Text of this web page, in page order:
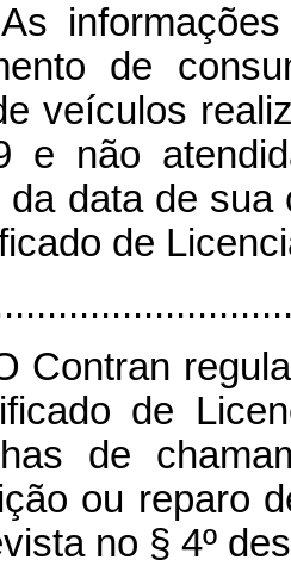
informações
de
veículos
e não
da data de
de
Contran
de
de
ou reparo
no § 4º